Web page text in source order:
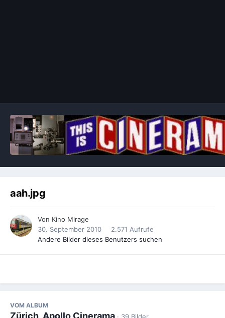
aah.jpg
Von Kino Mirage
30. September 2010
2.571 Aufrufe
Andere Bilder dieses Benutzers suchen
VOM ALBUM
Zürich, Apollo Cinerama